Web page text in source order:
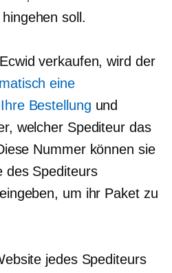
soll.
verkaufen, wird der
eine
Bestellung und
welcher Spediteur das
Nummer können sie
des Spediteurs
um ihr Paket zu
jedes Spediteurs